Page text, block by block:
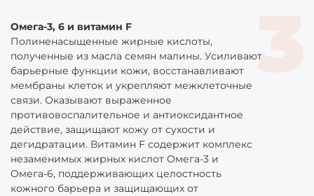
Омега-3, 6 и витамин F
Полиненасыщенные жирные кислоты,
полученные из масла семян малины. Усиливают
барьерные функции кожи, восстанавливают
мембраны клеток и укрепляют межклеточные
связи. Оказывают выраженное
противовоспалительное и антиоксидантное
действие, защищают кожу от сухости и
дегидратации. Витамин F содержит комплекс
незаменимых жирных кислот Омега-3 и
Омега-6, поддерживающих целостность
кожного барьера и защищающих от